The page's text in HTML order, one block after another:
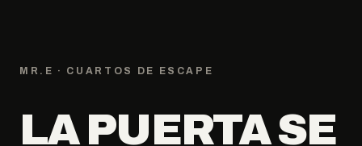
MR.E · CUARTOS DE ESCAPE
LA PUERTA SE